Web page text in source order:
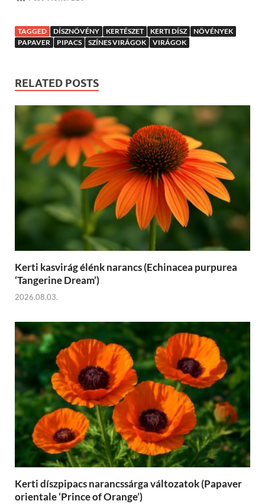
TAGGED DÍSZNÖVÉNY KERTÉSZET KERTI DÍSZ
NÖVÉNYEK
PAPAVER
PIPACS SZÍNES VIRÁGOK VIRÁGOK
RELATED POSTS
Kerti kasvirág élénk narancs (Echinacea purpurea
‘Tangerine Dream’)
2026.08.03.
Kerti díszpipacs narancssárga változatok (Papaver
orientale ‘Prince of Orange’)